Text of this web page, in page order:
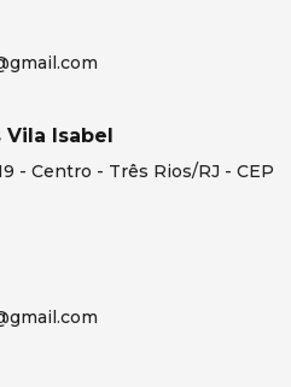
Vila Isabel
- Centro - Três Rios/RJ - CEP